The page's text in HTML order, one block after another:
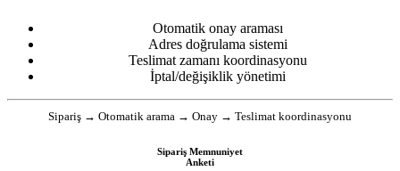
Otomatik onay araması
Adres doğrulama sistemi
Teslimat zamanı koordinasyonu
İptal/değişiklik yönetimi
Sipariş → Otomatik arama → Onay → Teslimat koordinasyonu
Sipariş Memnuniyet
Anketi